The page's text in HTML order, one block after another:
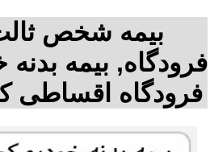
بیمه شخص
فرودگاه, بیمه بدنه
فرودگاه اقساطی